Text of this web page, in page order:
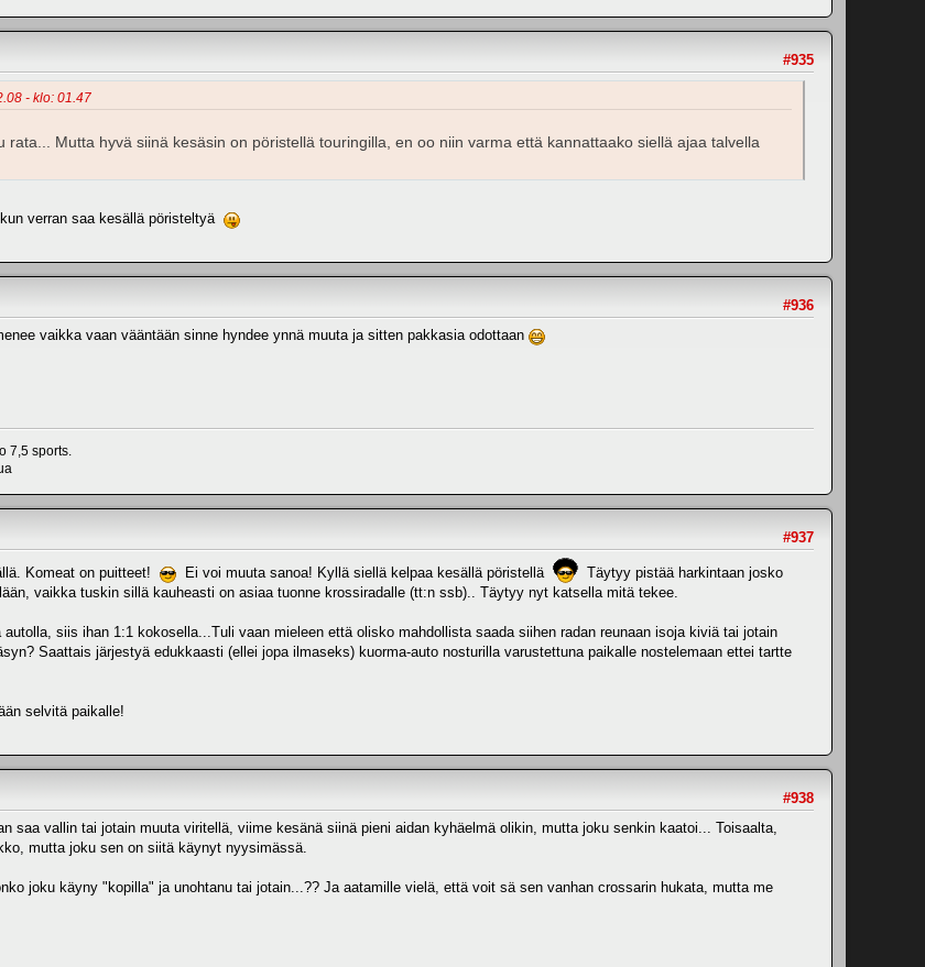
#935
- klo: 01.47
rata... Mutta hyvä siinä kesäsin on pöristellä touringilla, en oo niin varma että kannattaako siellä ajaa talvella
verran saa kesällä pöristeltyä
#936
vaikka vaan vääntään sinne hyndee ynnä muuta ja sitten pakkasia odottaan
7,5 sports.
#937
Komeat on puitteet! Ei voi muuta sanoa! Kyllä siellä kelpaa kesällä pöristellä
Täytyy pistää harkintaan josko
vaikka tuskin sillä kauheasti on asiaa tuonne krossiradalle (tt:n ssb).. Täytyy nyt katsella mitä tekee.
siis ihan 1:1 kokosella...Tuli vaan mieleen että olisko mahdollista saada siihen radan reunaan isoja kiviä tai jotain
Saattais järjestyä edukkaasti (ellei jopa ilmaseks) kuorma-auto nosturilla varustettuna paikalle nostelemaan ettei tartte
selvitä paikalle!
#938
saa vallin tai jotain muuta viritellä, viime kesänä siinä pieni aidan kyhäelmä olikin, mutta joku senkin kaatoi... Toisaalta,
mutta joku sen on siitä käynyt nyysimässä.
joku käyny "kopilla" ja unohtanu tai jotain...?? Ja aatamille vielä, että voit sä sen vanhan crossarin hukata, mutta me